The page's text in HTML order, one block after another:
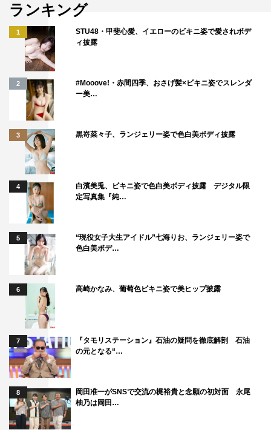
ランキング
1
STU48・甲斐心愛、イエローのビキニ姿で愛されボデ
ィ披露
2
#Mooove!・赤間四季、おさげ髪×ビキニ姿でスレンダ
ー美…
3 黒嵜菜々子、ランジェリー姿で色白美ボディ披露
4
白濱美兎、ビキニ姿で色白美ボディ披露 デジタル限
定写真集『純…
5
“現役女子大生アイドル”七海りお、ランジェリー姿で
色白美ボデ…
6 高崎かなみ、葡萄色ビキニ姿で美ヒップ披露
7
『タモリステーション』石油の疑問を徹底解剖 石油
の元となる“…
8
岡田准一がSNSで交流の梶裕貴と念願の初対面 永尾
柚乃は岡田…